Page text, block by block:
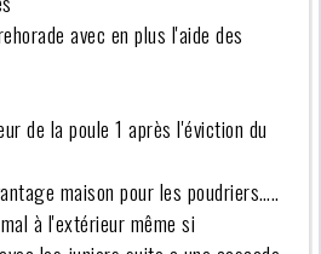
avec en plus l'aide des
de la poule 1 après l'éviction du
maison pour les poudriers…..
à l'extérieur même si